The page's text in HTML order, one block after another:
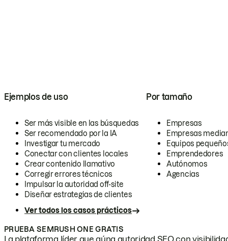
Ejemplos de uso
Ser más visible en las búsquedas
Ser recomendado por la IA
Investigar tu mercado
Conectar con clientes locales
Crear contenido llamativo
Corregir errores técnicos
Impulsar la autoridad off-site
Diseñar estrategias de clientes
Ver todos los casos prácticos
Por tamaño
Empresas
Empresas
Equipos
Emprendedores
Autónomos
Agencias
PRUEBA SEMRUSH ONE GRATIS
La plataforma líder que aúna autoridad SEO con